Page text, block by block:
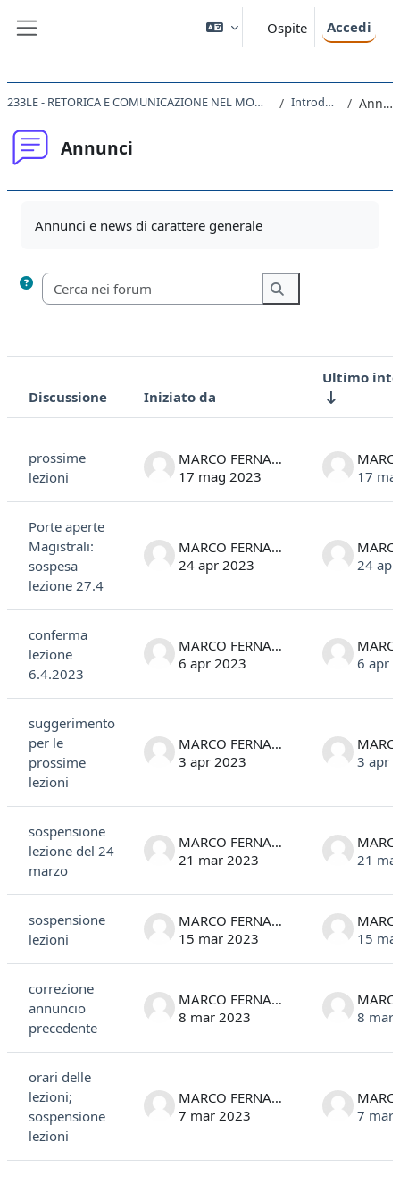
Ospite Accedi
233LE - RETORICA E COMUNICAZIONE NEL MONDO ROMANO 2022 Introduzione Annunci
Annunci
Annunci e news di carattere generale
Cerca nei forum
Cerca nei forum
Stato
Discussione Iniziato da
Ultimo
prossime
lezioni
MARCO FERNANDELLI
17 mag 2023
17
Porte aperte
Magistrali:
sospesa
lezione 27.4
MARCO FERNANDELLI
24 apr 2023
24
conferma
lezione
6.4.2023
MARCO FERNANDELLI
6 apr 2023
6 apr
suggerimento
per le
prossime
lezioni
MARCO FERNANDELLI
3 apr 2023
3 apr
sospensione
lezione del 24
marzo
MARCO FERNANDELLI
21 mar 2023
21
sospensione
lezioni
MARCO FERNANDELLI
15 mar 2023
15
correzione
annuncio
precedente
MARCO FERNANDELLI
8 mar 2023
8 mar
orari delle
lezioni;
sospensione
lezioni
MARCO FERNANDELLI
7 mar 2023
7 mar